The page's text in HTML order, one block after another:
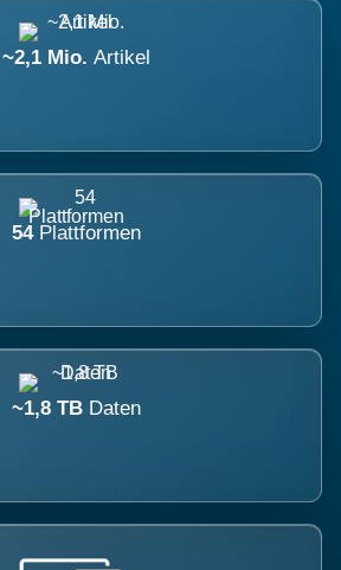
~2,1 Mio. Artikel
54 Plattformen
~1,8 TB Daten